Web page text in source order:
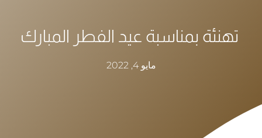
تهنئة بمناسبة عيد الفطر المبارك
مايو 4, 2022